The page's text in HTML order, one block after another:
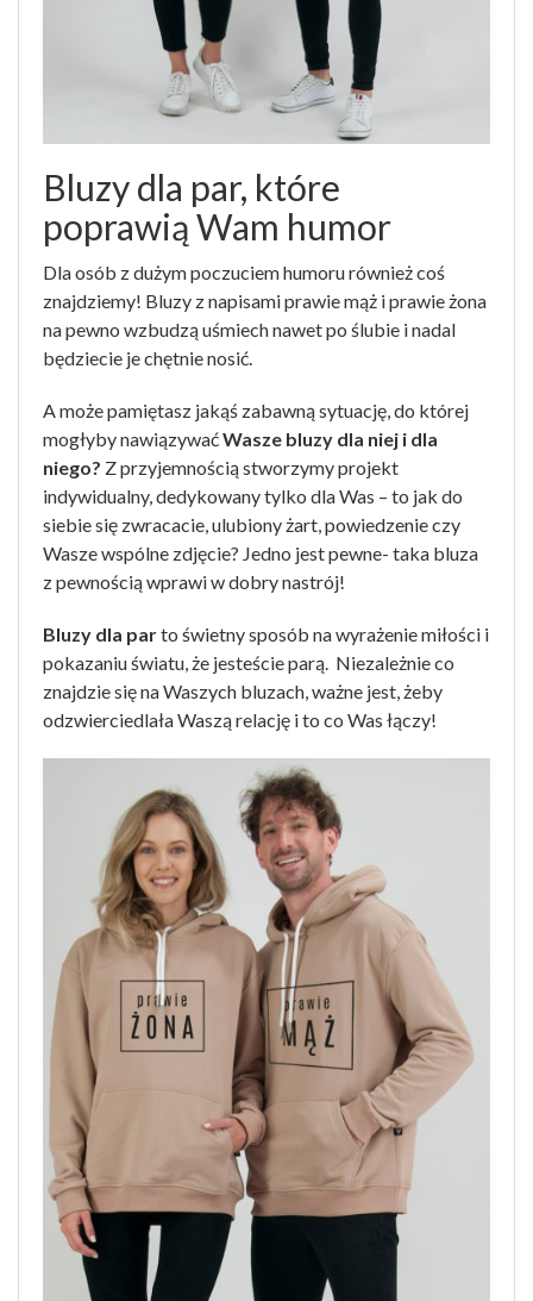
Bluzy dla par, które
poprawią Wam humor
Dla osób z dużym poczuciem humoru również coś
znajdziemy! Bluzy z napisami prawie mąż i prawie żona
na pewno wzbudzą uśmiech nawet po ślubie i nadal
będziecie je chętnie nosić.
A może pamiętasz jakąś zabawną sytuację, do której
mogłyby nawiązywaćWasze bluzy dla niej i dla
niego? Z przyjemnością stworzymy projekt
indywidualny, dedykowany tylko dla Was – to jak do
siebie się zwracacie, ulubiony żart, powiedzenie czy
Wasze wspólne zdjęcie? Jedno jest pewne- taka bluza
z pewnością wprawi w dobry nastrój!
Bluzy dla parto świetny sposób na wyrażenie miłości i
pokazaniu światu, że jesteście parą. Niezależnie co
znajdzie się na Waszych bluzach, ważne jest, żeby
odzwierciedlała Waszą relację i to co Was łączy!